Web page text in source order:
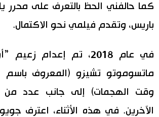
كما حالفني الحظ بالتعرف على محرر
باريس، وتقدم فيلمي نحو الاكتمال.
في عام 2018، تم إعدام
ماتسوموتو تشيزو (المعروف باسم
وقت الهجمات) إلى جانب عدد من
الآخرين. في هذه الأثناء، اعترف